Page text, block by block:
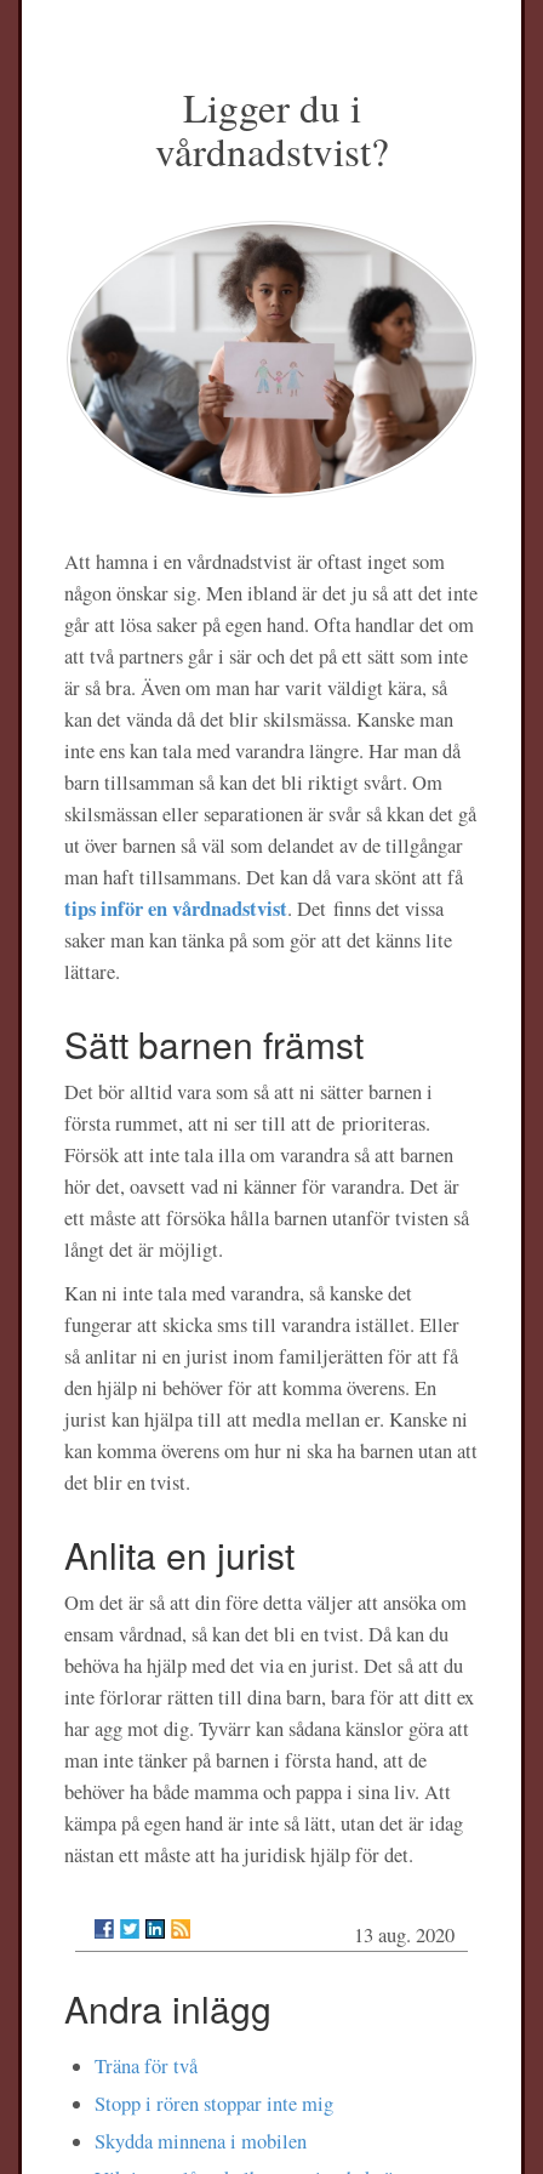
Ligger du i
vårdnadstvist?
Att hamna i en vårdnadstvist är oftast inget som
någon önskar sig. Men ibland är det ju så att det inte
går att lösa saker på egen hand. Ofta handlar det om
att två partners går i sär och det på ett sätt som inte
är så bra. Även om man har varit väldigt kära, så
kan det vända då det blir skilsmässa. Kanske man
inte ens kan tala med varandra längre. Har man då
barn tillsamman så kan det bli riktigt svårt. Om
skilsmässan eller separationen är svår så kkan det gå
ut över barnen så väl som delandet av de tillgångar
man haft tillsammans. Det kan då vara skönt att få
tips inför en vårdnadstvist. Det finns det vissa
saker man kan tänka på som gör att det känns lite
lättare.
Sätt barnen främst
Det bör alltid vara som så att ni sätter barnen i
första rummet, att ni ser till att de prioriteras.
Försök att inte tala illa om varandra så att barnen
hör det, oavsett vad ni känner för varandra. Det är
ett måste att försöka hålla barnen utanför tvisten så
långt det är möjligt.
Kan ni inte tala med varandra, så kanske det
fungerar att skicka sms till varandra istället. Eller
så anlitar ni en jurist inom familjerätten för att få
den hjälp ni behöver för att komma överens. En
jurist kan hjälpa till att medla mellan er. Kanske ni
kan komma överens om hur ni ska ha barnen utan att
det blir en tvist.
Anlita en jurist
Om det är så att din före detta väljer att ansöka om
ensam vårdnad, så kan det bli en tvist. Då kan du
behöva ha hjälp med det via en jurist. Det så att du
inte förlorar rätten till dina barn, bara för att ditt ex
har agg mot dig. Tyvärr kan sådana känslor göra att
man inte tänker på barnen i första hand, att de
behöver ha både mamma och pappa i sina liv. Att
kämpa på egen hand är inte så lätt, utan det är idag
nästan ett måste att ha juridisk hjälp för det.
13 aug. 2020
Andra inlägg
Träna för två
Stopp i rören stoppar inte mig
Skydda minnena i mobilen